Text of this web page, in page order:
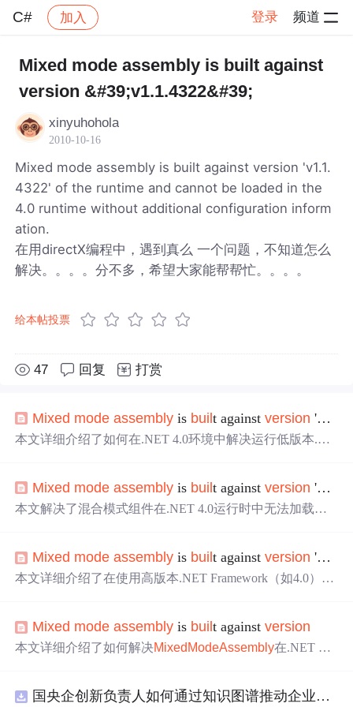
C# 加入 登录 频道
社区
Mixed mode assembly is built against
version &#39;v1.1.4322&#39;
xinyuhohola
2010-10-16
Mixed mode assembly is built against version 'v1.1.
4322' of the runtime and cannot be loaded in the
4.0 runtime without additional configuration inform
ation.
在用directX编程中，遇到真么 一个问题，不知道怎么
解决。。。。分不多，希望大家能帮帮忙。。。。
给本帖投票
47 回复 打赏
Mixed mode assembly is built againstversion 'v1
本文详细介绍了如何在.NET 4.0环境中解决运行低版本.NE
可以有效解决该问题，确保程序能够顺利运行。
Mixed mode assembly is built againstversion 'v2.0.50727' 解决方案
本文解决了混合模式组件在.NET 4.0运行时中无法加载的
Mixed mode assembly is built againstversion 'v1
本文详细介绍了在使用高版本.NET Framework（如4.0）编
g文件中添加特定配置，可以确保程序正常运行。
Mixed mode assembly is built againstversion
本文详细介绍了如何解决Mixed ModeAssembly在.NET Fra
确保应用程序能够在新的运行时环境中正确运行。
国央企创新负责人如何通过知识图谱推动企业技术创新与外部资源高效对接？.docx